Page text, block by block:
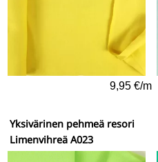
9,95 €/m
Yksivärinen pehmeä resori
Limenvihreä A023